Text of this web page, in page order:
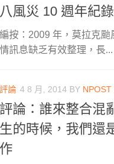
八風災 10 週年紀
編按：2009 年，莫拉克颱
情訊息缺乏有效整理，長...
評論 4 8 月, 2014 BY NPOST
評論：誰來整合混
生的時候，我們還
作